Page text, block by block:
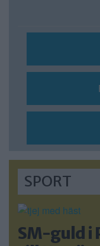
SPORT
SM-guld i